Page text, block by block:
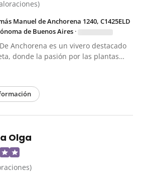
Manuel de Anchorena 1240, C1425ELD
de Buenos Aires ·
Anchorena es un vivero destacado
donde la pasión por las plantas…
Olga